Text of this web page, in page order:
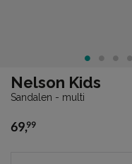
Nelson Kids
Sandalen - multi
€ 69,99
69,99